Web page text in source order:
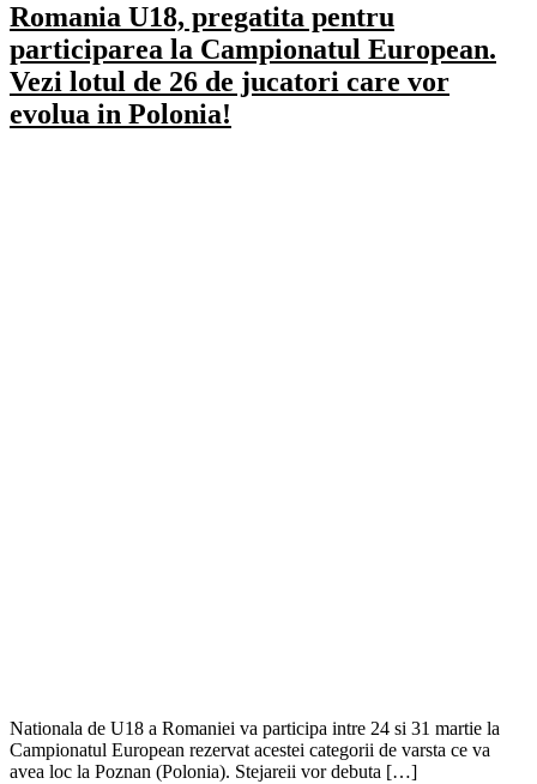
Romania U18, pregatita pentru
participarea la Campionatul European.
Vezi lotul de 26 de jucatori care vor
evolua in Polonia!
Nationala de U18 a Romaniei va participa intre 24 si 31 martie la
Campionatul European rezervat acestei categorii de varsta ce va
avea loc la Poznan (Polonia). Stejareii vor debuta […]